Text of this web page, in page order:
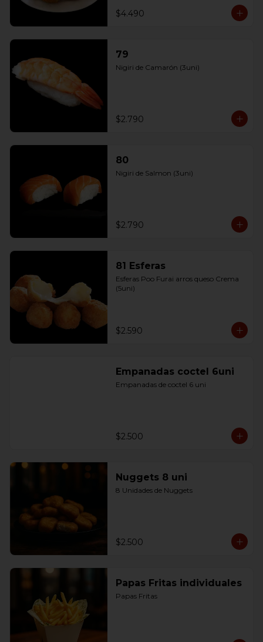
$4.490
79
Nigiri de Camarón (3uni)
$2.790
80
Nigiri de Salmon (3uni)
$2.790
81 Esferas
Esferas Poo Furai arros queso Crema
(5uni)
$2.590
Empanadas coctel 6uni
Empanadas de coctel 6 uni
$2.500
Nuggets 8 uni
8 Unidades de Nuggets
$2.500
Papas Fritas individuales
Papas Fritas